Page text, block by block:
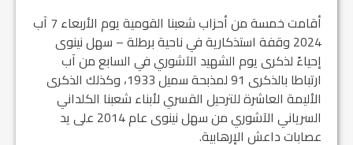
أقامت خمسة من أحزاب شعبنا القومية يوم الأربعاء 7 آب
2024 وقفة استذكارية في ناحية برطلة – سهل نينوى
إحياءً لذكرى يوم الشهيد الآشوري في السابع من آب
ارتباطا بالذكرى 91 لمذبحة سميل 1933، وكذلك الذكرى
الأليمة العاشرة للترحيل القسري لأبناء شعبنا الكلداني
السرياني الآشوري من سهل نينوى عام 2014 على يد
عصابات داعش الإرهابية.